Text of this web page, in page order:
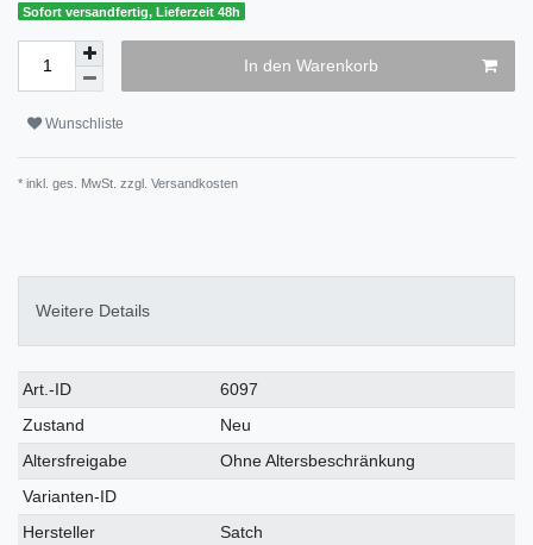
Sofort versandfertig, Lieferzeit 48h
In den Warenkorb
Wunschliste
* inkl. ges. MwSt. zzgl. Versandkosten
Weitere Details
Art.-ID
6097
Zustand
Neu
Altersfreigabe
Ohne Altersbeschränkung
Varianten-ID
Hersteller
Satch